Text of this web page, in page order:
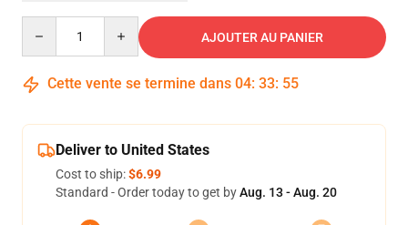
AJOUTER AU PANIER
Cette vente se termine dans 04: 33: 54
Deliver to United States
Cost to ship:$6.99
Standard - Order today to get byAug. 13 - Aug. 20